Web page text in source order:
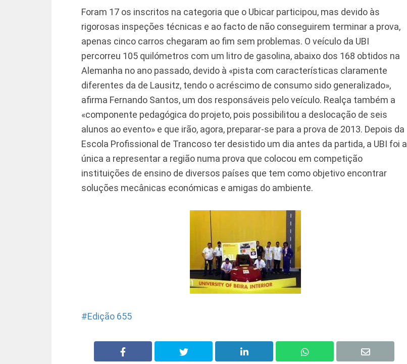
Foram 17 os inscritos na categoria que o Ubicar participou, mas devido às
rigorosas inspeções técnicas e ao facto de não conseguirem terminar a prova,
apenas cinco carros chegaram ao fim sem problemas. O veículo da UBI
percorreu 105 quilómetros com um litro de gasolina, abaixo dos 168 obtidos na
Alemanha no ano passado, devido à «pista com características claramente
diferentes da de Lausitz, tendo o acréscimo de consumo sido generalizado»,
afirma Fernando Santos, um dos responsáveis pelo veículo. Realça também a
«componente pedagógica do projeto, pois possibilitou a deslocação de seis
alunos ao evento» e que irão, agora, preparar-se para a prova de 2013. Depois da
Escola Profissional de Trancoso ter desistido um dia antes da partida, a UBI foi a
única a representar a região numa prova que colocou em competição
instituições de ensino de diversos países que tem como objetivo encontrar
soluções mecânicas económicas e amigas do ambiente.
Edição 655